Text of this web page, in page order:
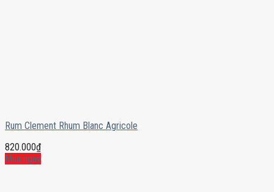
Rum Clement Rhum Blanc Agricole
820.000₫
Mua ngay